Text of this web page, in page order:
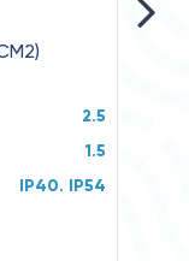
2.5
1.5
IP40. IP54